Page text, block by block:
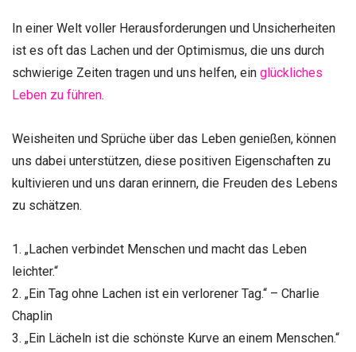
In einer Welt voller Herausforderungen und Unsicherheiten
ist es oft das Lachen und der Optimismus, die uns durch
schwierige Zeiten tragen und uns helfen, ein glückliches
Leben zu führen.
Weisheiten und Sprüche über das Leben genießen, können
uns dabei unterstützen, diese positiven Eigenschaften zu
kultivieren und uns daran erinnern, die Freuden des Lebens
zu schätzen.
1. „Lachen verbindet Menschen und macht das Leben
leichter.“
2. „Ein Tag ohne Lachen ist ein verlorener Tag.“ – Charlie
Chaplin
3. „Ein Lächeln ist die schönste Kurve an einem Menschen.“